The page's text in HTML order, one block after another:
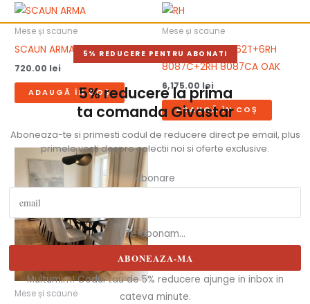
Mese și scaune
SCAUN ARMA
720.00 lei
ADAUGĂ ÎN COȘ
Mese și scaune
SET MASA RH 7062T+6RH
8087C+2RH 8087CA OAK
6,175.00 lei
ADAUGĂ ÎN COȘ
Mese și scaune
5% REDUCERE PENTRU ABONATI
5% reducere la prima
ta comanda Givastar
Aboneaza-te si primesti codul de reducere direct pe email, plus
primele vesti despre colectii noi si oferte exclusive.
Abonare
Te abonam...
ABONEAZA-MA
Multumim! Codul tau de 5% reducere ajunge in inbox in
cateva minute.